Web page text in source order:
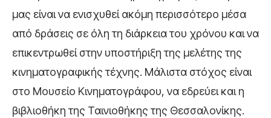
μας είναι να ενισχυθεί ακόμη περισσότερο μέσα
από δράσεις σε όλη τη διάρκεια του χρόνου και να
επικεντρωθεί στην υποστήριξη της μελέτης της
κινηματογραφικής τέχνης. Μάλιστα στόχος είναι
στο Μουσείο Κινηματογράφου, να εδρεύει και η
βιβλιοθήκη της Ταινιοθήκης της Θεσσαλονίκης.